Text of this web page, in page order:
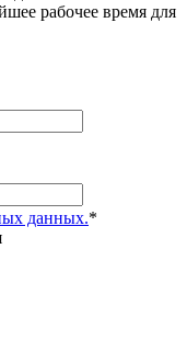
рабочее время для
данных.*